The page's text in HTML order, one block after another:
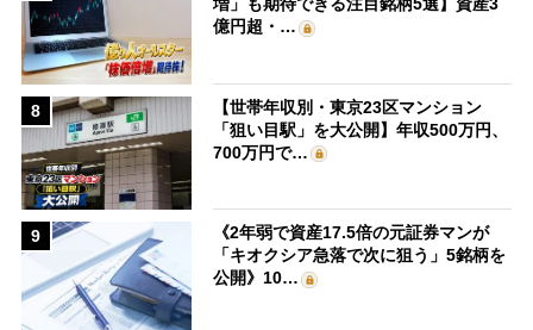
億円超・…
8
【世帯年収別・東京23区マンション
「狙い目駅」を大公開】年収500万円、
700万円で…
9
《2年弱で資産17.5倍の元証券マンが
「キオクシア急落で次に狙う」5銘柄を
公開》10…